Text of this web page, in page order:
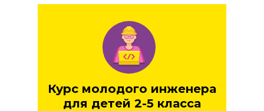
Курс молодого инженера
для детей 2-5 класса